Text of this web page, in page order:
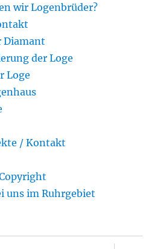
wir Logenbrüder?
Diamant
der Loge
Loge
/ Kontakt
uns im Ruhrgebiet